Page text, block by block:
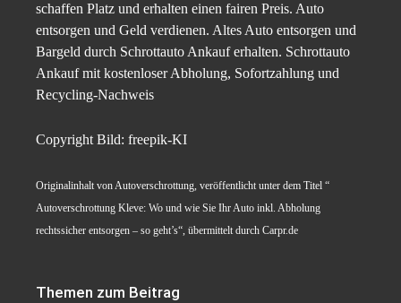
schaffen Platz und erhalten einen fairen Preis. Auto
entsorgen und Geld verdienen. Altes Auto entsorgen und
Bargeld durch Schrottauto Ankauf erhalten. Schrottauto
Ankauf mit kostenloser Abholung, Sofortzahlung und
Recycling-Nachweis
Copyright Bild: freepik-KI
Originalinhalt von Autoverschrottung, veröffentlicht unter dem Titel “
Autoverschrottung Kleve: Wo und wie Sie Ihr Auto inkl. Abholung
rechtssicher entsorgen – so geht’s“, übermittelt durch Carpr.de
Themen zum Beitrag